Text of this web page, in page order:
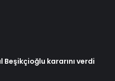
Beşikçioğlu kararını verdi